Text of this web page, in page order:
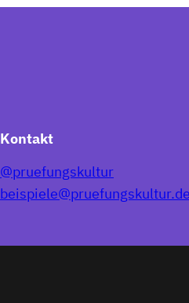
Kontakt
@pruefungskultur
beispiele@pruefungskultur.de